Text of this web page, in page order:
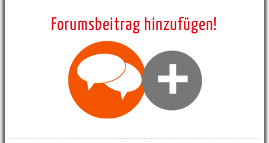
Forumsbeitrag hinzufügen!